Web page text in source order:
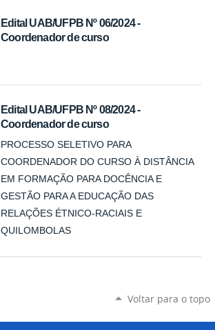
Edital UAB/UFPB Nº 06/2024 -
Coordenador de curso
Edital UAB/UFPB Nº 08/2024 -
Coordenador de curso
PROCESSO SELETIVO PARA
COORDENADOR DO CURSO À DISTÂNCIA
EM FORMAÇÃO PARA DOCÊNCIA E
GESTÃO PARA A EDUCAÇÃO DAS
RELAÇÕES ÉTNICO-RACIAIS E
QUILOMBOLAS
Voltar para o topo